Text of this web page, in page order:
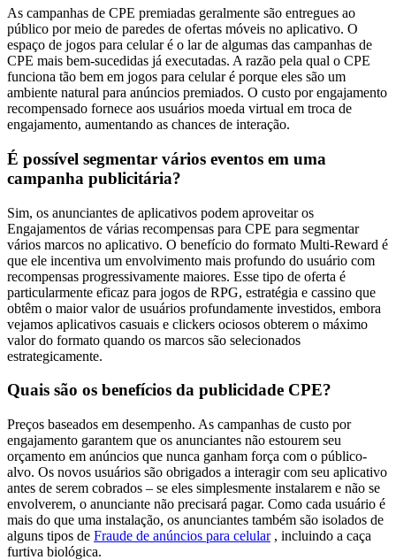
As campanhas de CPE premiadas geralmente são entregues ao
público por meio de paredes de ofertas móveis no aplicativo. O
espaço de jogos para celular é o lar de algumas das campanhas de
CPE mais bem-sucedidas já executadas. A razão pela qual o CPE
funciona tão bem em jogos para celular é porque eles são um
ambiente natural para anúncios premiados. O custo por engajamento
recompensado fornece aos usuários moeda virtual em troca de
engajamento, aumentando as chances de interação.
É possível segmentar vários eventos em uma
campanha publicitária?
Sim, os anunciantes de aplicativos podem aproveitar os
Engajamentos de várias recompensas para CPE para segmentar
vários marcos no aplicativo. O benefício do formato Multi-Reward é
que ele incentiva um envolvimento mais profundo do usuário com
recompensas progressivamente maiores. Esse tipo de oferta é
particularmente eficaz para jogos de RPG, estratégia e cassino que
obtêm o maior valor de usuários profundamente investidos, embora
vejamos aplicativos casuais e clickers ociosos obterem o máximo
valor do formato quando os marcos são selecionados
estrategicamente.
Quais são os benefícios da publicidade CPE?
Preços baseados em desempenho. As campanhas de custo por
engajamento garantem que os anunciantes não estourem seu
orçamento em anúncios que nunca ganham força com o público-
alvo. Os novos usuários são obrigados a interagir com seu aplicativo
antes de serem cobrados – se eles simplesmente instalarem e não se
envolverem, o anunciante não precisará pagar. Como cada usuário é
mais do que uma instalação, os anunciantes também são isolados de
alguns tipos de Fraude de anúncios para celular, incluindo a caça
furtiva biológica.